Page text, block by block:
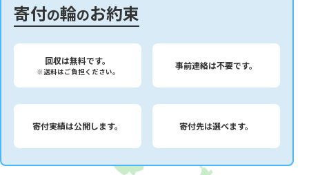
寄付の輪のお約束
回収は無料です。
※送料はご負担ください。
事前連絡は不要です。
寄付実績は公開します。 寄付先は選べます。